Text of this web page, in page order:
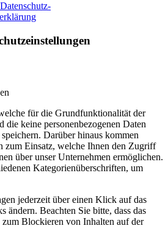
Datenschutz-
für die Grundfunktionalität der
die keine personenbezogenen Daten
Darüber hinaus kommen
zum Einsatz, welche Ihnen den Zugriff
über unser Unternehmen ermöglichen.
Kategorienüberschriften, um
jederzeit über einen Klick auf das
ändern. Beachten Sie bitte, dass das
Blockieren von Inhalten auf der